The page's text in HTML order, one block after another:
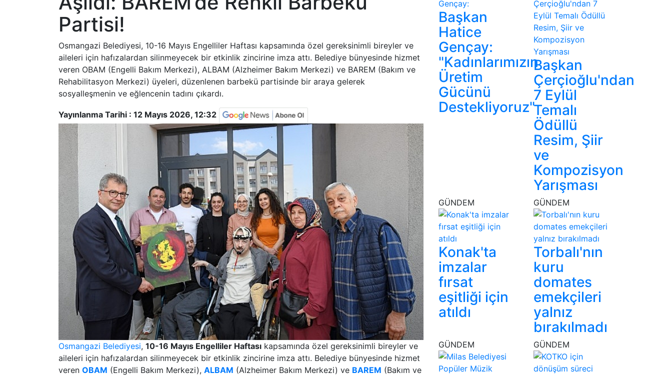
Partisi!
Osmangazi Belediyesi, 10-16 Mayıs Engelliler Haftası kapsamında özel gereksinimli bireyler ve
aileleri için hafızalardan silinmeyecek bir etkinlik zincirine imza attı. Belediye bünyesinde hizmet
veren OBAM (Engelli Bakım Merkezi), ALBAM (Alzheimer Bakım Merkezi) ve BAREM (Bakım ve
Rehabilitasyon Merkezi) üyeleri, düzenlenen barbekü partisinde bir araya gelerek
sosyalleşmenin ve eğlencenin tadını çıkardı.
Yayınlanma Tarihi : 12 Mayıs 2026, 12:32
Osmangazi Belediyesi, 10-16 Mayıs Engelliler Haftası kapsamında özel gereksinimli bireyler ve
aileleri için hafızalardan silinmeyecek bir etkinlik zincirine imza attı. Belediye bünyesinde hizmet
veren OBAM (Engelli Bakım Merkezi), ALBAM (Alzheimer Bakım Merkezi) ve BAREM (Bakım ve
Başkan
Hatice
Gençay:
"Kadınlarımızın
Üretim
Gücünü
Destekliyoruz"
Başkan
Çerçioğlu'ndan
7 Eylül
Temalı
Ödüllü
Resim, Şiir
ve
Kompozisyon
Yarışması
GÜNDEM
Konak'ta
imzalar
fırsat
eşitliği için
atıldı
GÜNDEM
Torbalı'nın
kuru
domates
emekçileri
yalnız
bırakılmadı
GÜNDEM GÜNDEM